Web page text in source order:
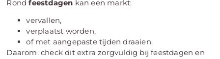
Rondfeestdagen kan een markt:
vervallen,
verplaatst worden,
of met aangepaste tijden draaien.
Daarom: check dit extra zorgvuldig bij feestdagen en